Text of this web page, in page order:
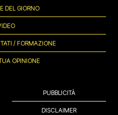
DEL GIORNO
/ FORMAZIONE
OPINIONE
PUBBLICITÀ
DISCLAIMER